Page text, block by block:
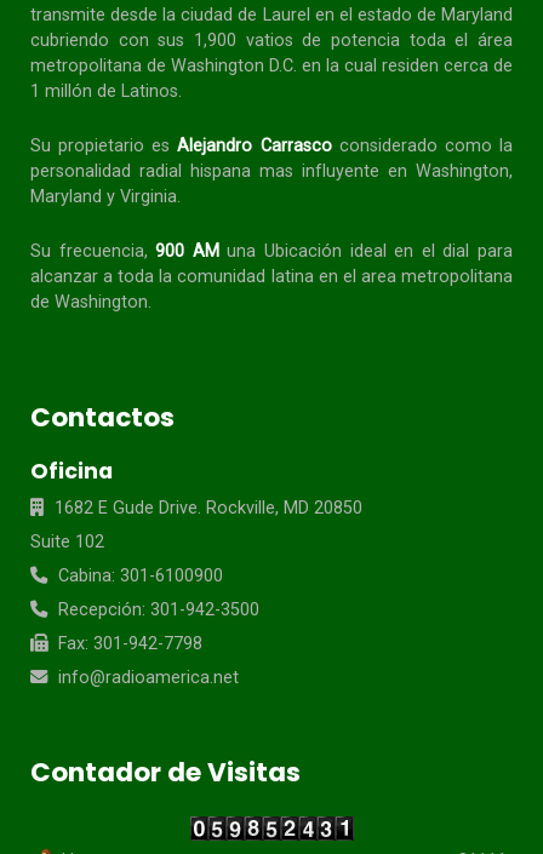
transmite desde la ciudad de Laurel en el estado de Maryland
cubriendo con sus 1,900 vatios de potencia toda el área
metropolitana de Washington D.C. en la cual residen cerca de
1 millón de Latinos.
Su propietario esAlejandro Carrascoconsiderado como la
personalidad radial
hispana mas influyente en Washington,
Maryland y Virginia.
Su frecuencia, 900 AM una Ubicación ideal en el dial para
alcanzar a toda lacomunidad latina en el area metropolitana
de Washington.
Contactos
Oficina
1682 E Gude Drive. Rockville, MD 20850
Suite 102
Cabina: 301-6100900
Recepción: 301-942-3500
Fax: 301-942-7798
info@radioamerica.net
Contador de Visitas